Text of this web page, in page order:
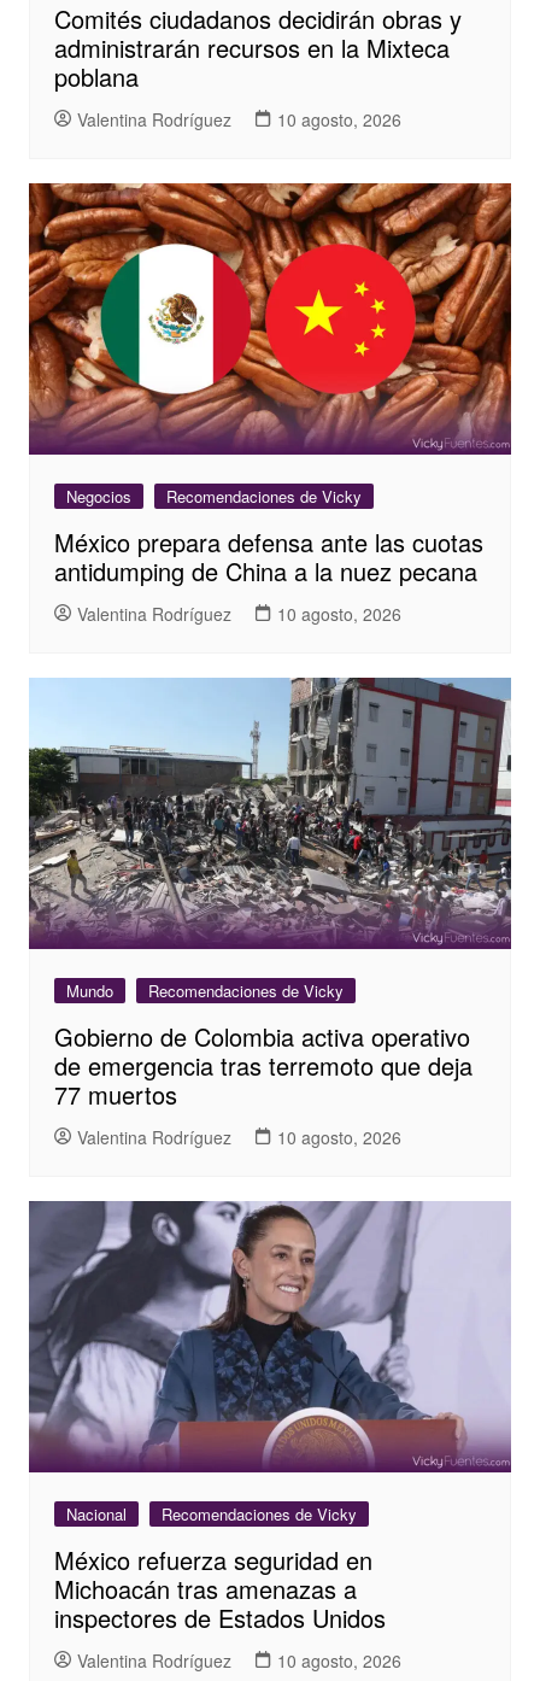
Comités ciudadanos decidirán obras y
administrarán recursos en la Mixteca
poblana
Valentina Rodríguez 10 agosto, 2026
Negocios Recomendaciones de Vicky
México prepara defensa ante las cuotas
antidumping de China a la nuez pecana
Valentina Rodríguez 10 agosto, 2026
Mundo Recomendaciones de Vicky
Gobierno de Colombia activa operativo
de emergencia tras terremoto que deja
77 muertos
Valentina Rodríguez 10 agosto, 2026
Nacional Recomendaciones de Vicky
México refuerza seguridad en
Michoacán tras amenazas a
inspectores de Estados Unidos
Valentina Rodríguez 10 agosto, 2026